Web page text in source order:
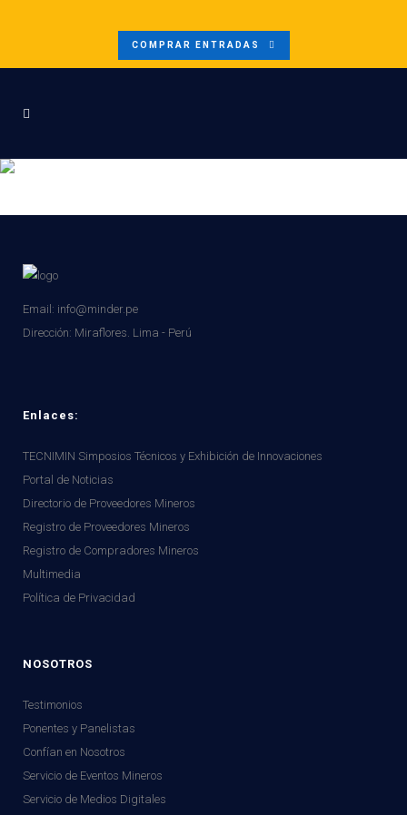
COMPRAR ENTRADAS
Email: info@minder.pe
Dirección: Miraflores. Lima - Perú
Enlaces:
TECNIMIN Simposios Técnicos y Exhibición de Innovaciones
Portal de Noticias
Directorio de Proveedores Mineros
Registro de Proveedores Mineros
Registro de Compradores Mineros
Multimedia
Política de Privacidad
NOSOTROS
Testimonios
Ponentes y Panelistas
Confían en Nosotros
Servicio de Eventos Mineros
Servicio de Medios Digitales